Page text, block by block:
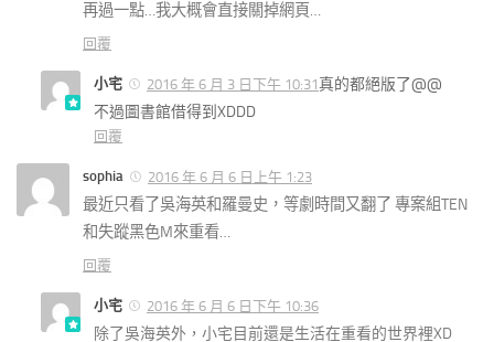
再過一點…我大概會直接關掉網頁…
回覆
小宅 2016 年 6 月 3 日下午 10:31真的都絕版了@@
不過圖書館借得到XDDD
回覆
sophia 2016 年 6 月 6 日上午 1:23
最近只看了吳海英和羅曼史，等劇時間又翻了 專案組TEN
和失蹤黑色M來重看…
回覆
小宅 2016 年 6 月 6 日下午 10:36
除了吳海英外，小宅目前還是生活在重看的世界裡XD